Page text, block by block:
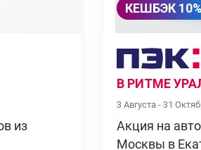
из
КЕШБЭК
В РИТМЕ
3 Августа - 31
Акция на
Москвы в